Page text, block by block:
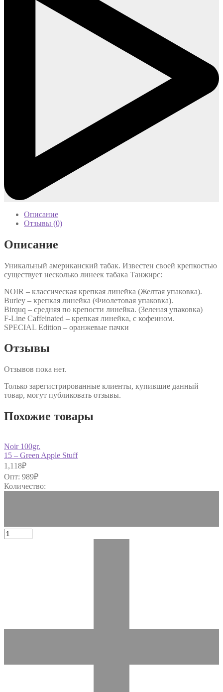
Описание
Отзывы (0)
Описание
Уникальный американский табак. Известен своей крепкостью
существует несколько линеек табака Танжирс:
NOIR – классическая крепкая линейка (Желтая упаковка).
Burley – крепкая линейка (Фиолетовая упаковка).
Birquq – средняя по крепости линейка. (Зеленая упаковка)
F-Line Caffeinated – крепкая линейка, с кофеином.
SPECIAL Edition – оранжевые пачки
Отзывы
Отзывов пока нет.
Только зарегистрированные клиенты, купившие данный
товар, могут публиковать отзывы.
Похожие товары
Noir 100gr.
15 – Green Apple Stuff
1,118₽
Опт: 989₽
Количество: